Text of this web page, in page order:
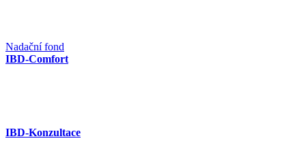
Nadační fond
IBD-Comfort
IBD-Konzultace